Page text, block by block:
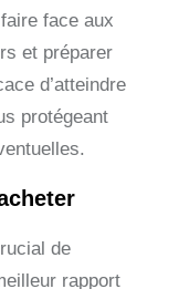
face aux
et préparer
d’atteindre
protégeant
de
rapport